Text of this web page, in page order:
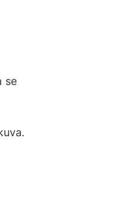
se